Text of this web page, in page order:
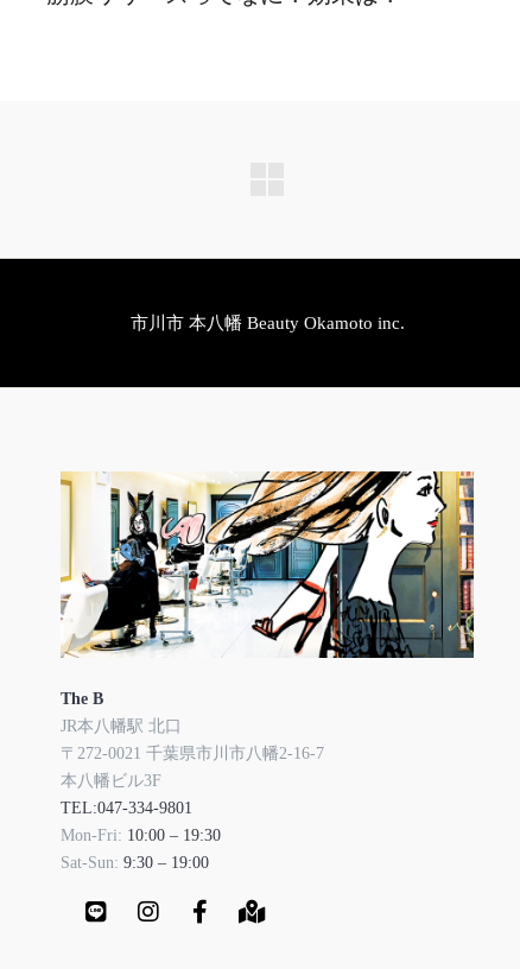
市川市 本八幡 Beauty Okamoto inc.
The B
JR本八幡駅 北口
〒272-0021 千葉県市川市八幡2-16-7
本八幡ビル3F
TEL:047-334-9801
Mon-Fri: 10:00 – 19:30
Sat-Sun: 9:30 – 19:00